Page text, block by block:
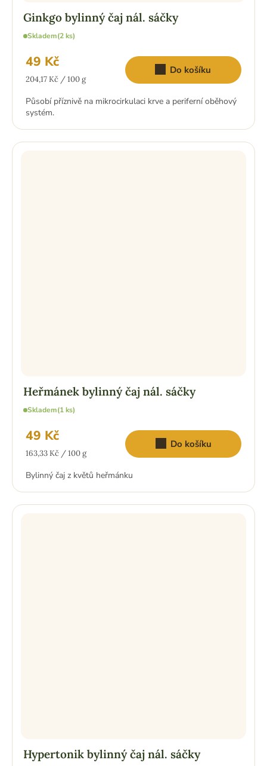
Ginkgo bylinný čaj nál. sáčky
Skladem(2 ks)
49 Kč
Měrná
204,17 Kč / 100 g
Do košíku
Působí příznivě na mikrocirkulaci krve a periferní oběhový
systém.
Heřmánek bylinný čaj nál. sáčky
Skladem(1 ks)
49 Kč
Měrná
163,33 Kč / 100 g
Do košíku
Bylinný čaj z květů heřmánku
Hypertonik bylinný čaj nál. sáčky